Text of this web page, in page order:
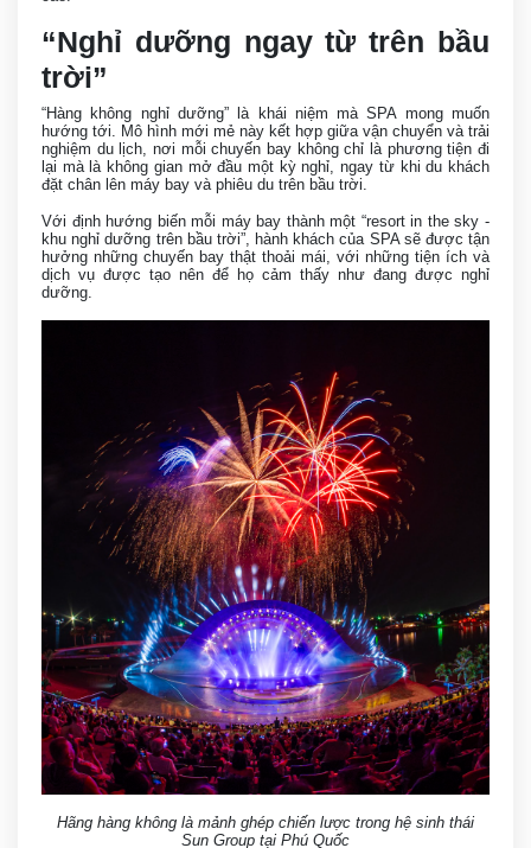
“Nghỉ dưỡng ngay từ trên bầu
trời”
“Hàng không nghỉ dưỡng” là khái niệm mà SPA mong muốn
hướng tới. Mô hình mới mẻ này kết hợp giữa vận chuyển và trải
nghiệm du lịch, nơi mỗi chuyến bay không chỉ là phương tiện đi
lại mà là không gian mở đầu một kỳ nghỉ, ngay từ khi du khách
đặt chân lên máy bay và phiêu du trên bầu trời.
Với định hướng biến mỗi máy bay thành một “resort in the sky -
khu nghỉ dưỡng trên bầu trời”, hành khách của SPA sẽ được tận
hưởng những chuyến bay thật thoải mái, với những tiện ích và
dịch vụ được tạo nên để họ cảm thấy như đang được nghỉ
dưỡng.
Hãng hàng không là mảnh ghép chiến lược trong hệ sinh thái
Sun Group tại Phú Quốc